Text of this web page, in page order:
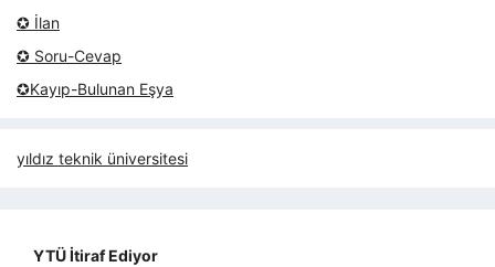
✪ İlan
✪ Soru-Cevap
✪Kayıp-Bulunan Eşya
yıldız teknik üniversitesi
YTÜ İtiraf Ediyor